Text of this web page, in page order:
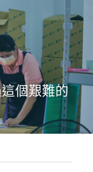
個艱難的